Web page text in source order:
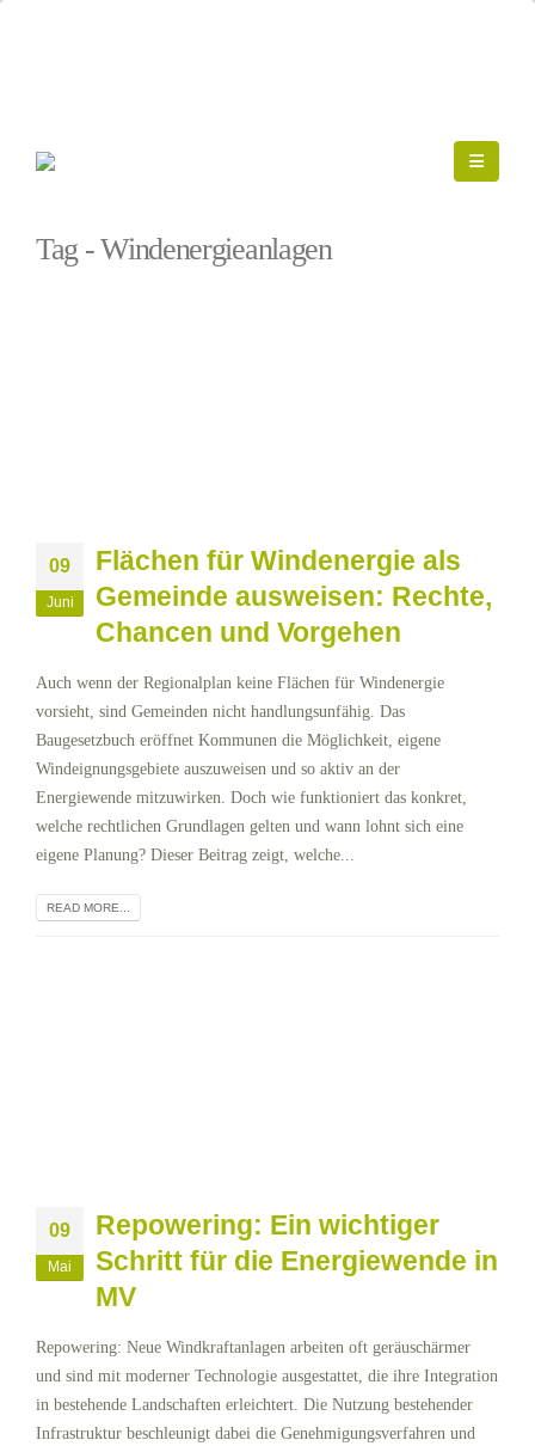
Tag - Windenergieanlagen
09
Juni
Flächen für Windenergie als
Gemeinde ausweisen: Rechte,
Chancen und Vorgehen
Auch wenn der Regionalplan keine Flächen für Windenergie
vorsieht, sind Gemeinden nicht handlungsunfähig. Das
Baugesetzbuch eröffnet Kommunen die Möglichkeit, eigene
Windeignungsgebiete auszuweisen und so aktiv an der
Energiewende mitzuwirken. Doch wie funktioniert das konkret,
welche rechtlichen Grundlagen gelten und wann lohnt sich eine
eigene Planung? Dieser Beitrag zeigt, welche...
READ MORE...
09
Mai
Repowering: Ein wichtiger
Schritt für die Energiewende in
MV
Repowering: Neue Windkraftanlagen arbeiten oft geräuschärmer
und sind mit moderner Technologie ausgestattet, die ihre Integration
in bestehende Landschaften erleichtert. Die Nutzung bestehender
Infrastruktur beschleunigt dabei die Genehmigungsverfahren und